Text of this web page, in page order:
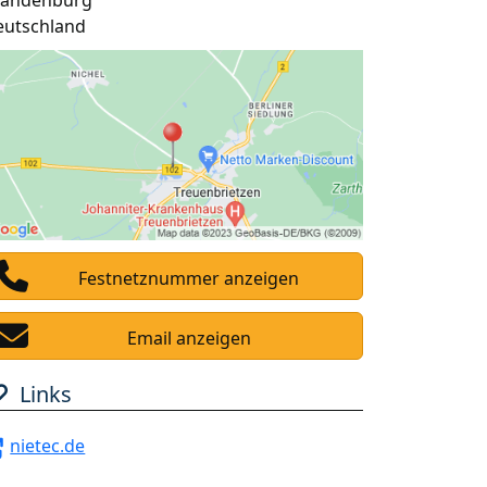
Festnetznummer anzeigen
Email anzeigen
Links
nietec.de